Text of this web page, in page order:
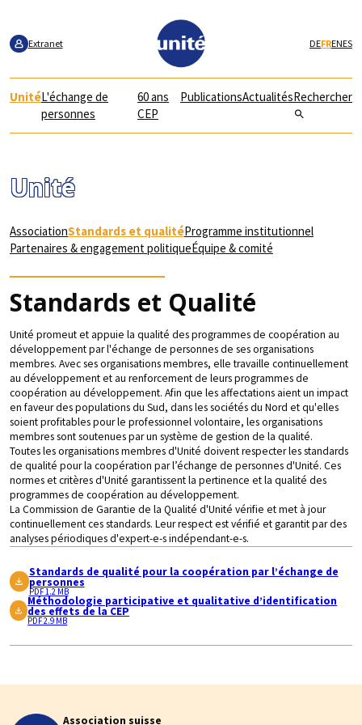
navigation
contenu
pied
de
Extranet DEFRENES
UnitéL'échange de
personnes
60 ans
CEP
PublicationsActualitésRechercher
Unité
AssociationStandards et qualitéProgramme institutionnel
Partenaires & engagement politiqueÉquipe & comité
Standards et Qualité
Unité promeut et appuie la qualité des programmes de coopération au
développement par l'échange de personnes de ses organisations
membres. Avec ses organisations membres, elle travaille continuellement
au développement et au renforcement de leurs programmes de
coopération au développement. Afin que les affectations aient un impact
en faveur des populations du Sud, dans les sociétés du Nord et qu'elles
soient profitables pour le professionnel volontaire, les organisations
membres sont soutenues par un système de gestion de la qualité.
Toutes les organisations membres d'Unité doivent respecter les standards
de qualité pour la coopération par l’échange de personnes d'Unité. Ces
normes et critères d'Unité garantissent la pertinence et la qualité des
programmes de coopération au développement.
La Commission de Garantie de la Qualité d'Unité vérifie et met à jour
continuellement ces standards. Leur respect est vérifié et garantit par des
analyses périodiques d'expert-e-s indépendant-e-s.
Standards de qualité pour la coopération par l’échange de
personnes
PDF 1.2 MB
Méthodologie participative et qualitative d’identification
des effets de la CEP
PDF 2.9 MB
Association suisse